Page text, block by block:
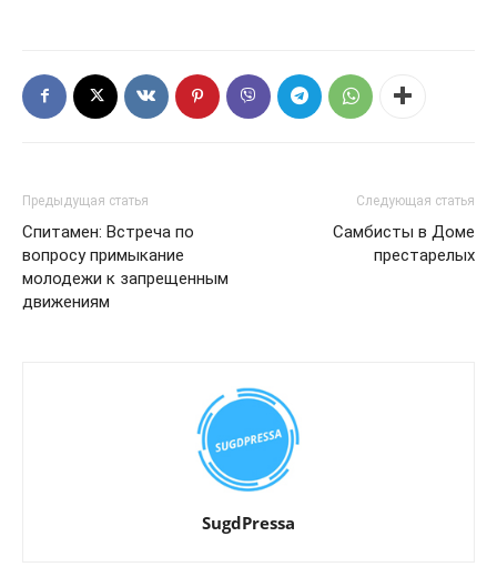
Предыдущая статья
Спитамен: Встреча по
вопросу примыкание
молодежи к запрещенным
движениям
Следующая статья
Самбисты в Доме
престарелых
SugdPressa